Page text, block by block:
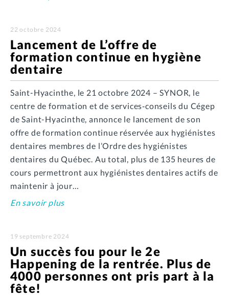
22 octobre 2024
Lancement de L’offre de
formation continue en hygiène
dentaire
Saint-Hyacinthe, le 21 octobre 2024 – SYNOR, le
centre de formation et de services‑conseils du Cégep
de Saint-Hyacinthe, annonce le lancement de son
offre de formation continue réservée aux hygiénistes
dentaires membres de l’Ordre des hygiénistes
dentaires du Québec. Au total, plus de 135 heures de
cours permettront aux hygiénistes dentaires actifs de
maintenir à jour…
En savoir plus
19 septembre 2024
Un succès fou pour le 2e
Happening de la rentrée. Plus de
4000 personnes ont pris part à la
fête!